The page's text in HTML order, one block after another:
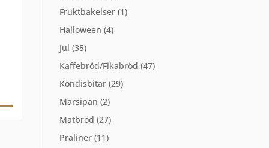
Fruktbakelser (1)
Halloween (4)
Jul (35)
Kaffebröd/Fikabröd (47)
Kondisbitar (29)
Marsipan (2)
Matbröd (27)
Praliner (11)